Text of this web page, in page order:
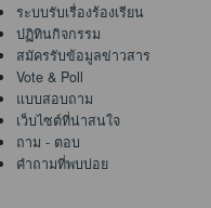
ระบบรับเรื่องร้องเรียน
ปฏิทินกิจกรรม
สมัครรับข้อมูลข่าวสาร
Vote & Poll
แบบสอบถาม
เว็บไซต์ที่น่าสนใจ
ถาม - ตอบ
คำถามที่พบบ่อย